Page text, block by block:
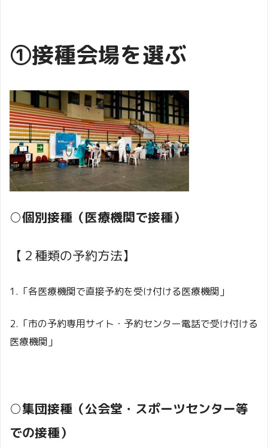
①接種会場を選ぶ
○個別接種（医療機関で接種）
【２種類の予約方法】
1.「各医療機関で直接予約を受け付ける医療機関」
2.「市の予約専用サイト・予約センター電話で受け付ける
医療機関」
○集団接種（公会堂・スポーツセンター等
での接種）